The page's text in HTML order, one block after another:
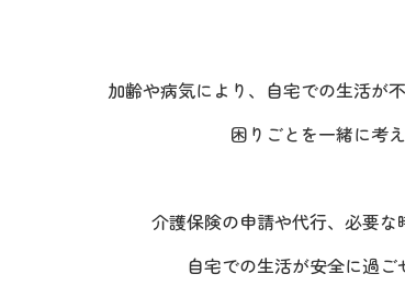
加齢や病気により、自宅での生活が
困りごとを一緒に考
介護保険の申請や代行、必要な
自宅での生活が安全に過ご